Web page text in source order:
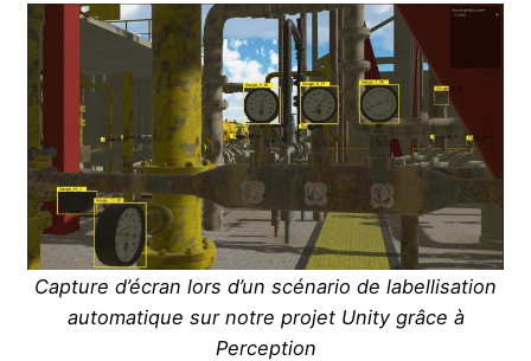
Capture d’écran lors d’un scénario de labellisation
automatique sur notre projet Unity grâce à
Perception